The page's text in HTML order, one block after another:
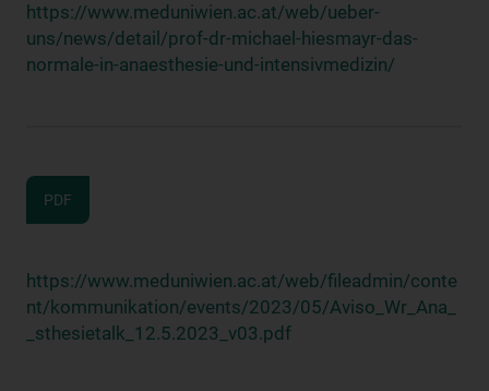
https://www.meduniwien.ac.at/web/ueber-
uns/news/detail/prof-dr-michael-hiesmayr-das-
normale-in-anaesthesie-und-intensivmedizin/
PDF
https://www.meduniwien.ac.at/web/fileadmin/conte
nt/kommunikation/events/2023/05/Aviso_Wr_Ana_
_sthesietalk_12.5.2023_v03.pdf